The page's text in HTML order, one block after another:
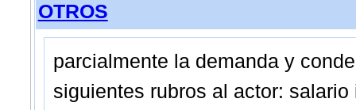
OTROS
parcialmente la demanda y
siguientes rubros al actor: